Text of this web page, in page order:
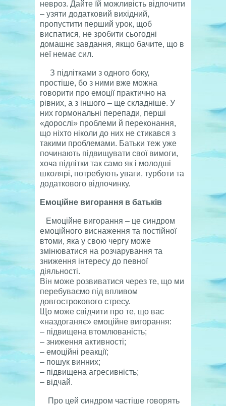
невроз. Дайте їй можливість відпочити
– узяти додатковий вихідний,
пропустити перший урок, щоб
виспатися, не зробити сьогодні
домашнє завдання, якщо бачите, що в
неї немає сил.
З підлітками з одного боку,
простіше, бо з ними вже можна
говорити про емоції практично на
рівних, а з іншого – ще складніше. У
них гормональні перепади, перші
«дорослі» проблеми й переконання,
що ніхто ніколи до них не стикався з
такими проблемами. Батьки теж уже
починають підвищувати свої вимоги,
хоча підлітки так само як і молодші
школярі, потребують уваги, турботи та
додаткового відпочинку.
Емоційне вигорання в батьків
Емоційне вигорання – це синдром
емоційного виснаження та постійної
втоми, яка у свою чергу може
змінюватися на розчарування та
зниження інтересу до певної
діяльності.
Він може розвиватися через те, що ми
перебуваємо під впливом
довгострокового стресу.
Що може свідчити про те, що вас
«наздоганяє» емоційне вигорання:
– підвищена втомлюваність;
– зниження активності;
– емоційні реакції;
– пошук винних;
– підвищена агресивність;
– відчай.
Про цей синдром частіше говорять